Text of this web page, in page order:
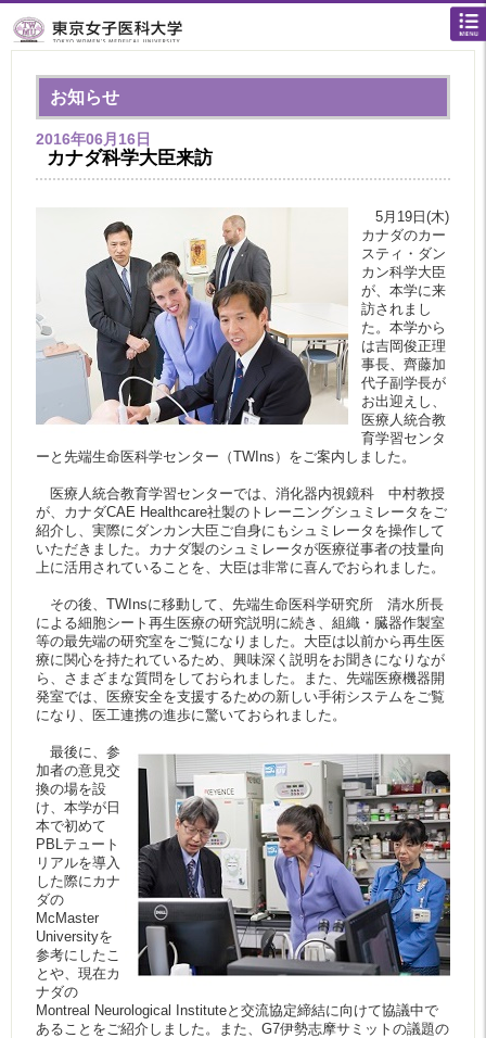
お知らせ
2016年06月16日
カナダ科学大臣来訪
5月19日(木)
カナダのカー
スティ・ダン
カン科学大臣
が、本学に来
訪されまし
た。本学から
は吉岡俊正理
事長、齊藤加
代子副学長が
お出迎えし、
医療人統合教
育学習センタ
ーと先端生命医科学センター（TWIns）をご案内しました。
医療人統合教育学習センターでは、消化器内視鏡科 中村教授
が、カナダCAE Healthcare社製のトレーニングシュミレータをご
紹介し、実際にダンカン大臣ご自身にもシュミレータを操作して
いただきました。カナダ製のシュミレータが医療従事者の技量向
上に活用されていることを、大臣は非常に喜んでおられました。
その後、TWInsに移動して、先端生命医科学研究所 清水所長
による細胞シート再生医療の研究説明に続き、組織・臓器作製室
等の最先端の研究室をご覧になりました。大臣は以前から再生医
療に関心を持たれているため、興味深く説明をお聞きになりなが
ら、さまざまな質問をしておられました。また、先端医療機器開
発室では、医療安全を支援するための新しい手術システムをご覧
になり、医工連携の進歩に驚いておられました。
最後に、参
加者の意見交
換の場を設
け、本学が日
本で初めて
PBLテュート
リアルを導入
した際にカナ
ダの
McMaster
Universityを
参考にしたこ
とや、現在カ
ナダの
Montreal Neurological Instituteと交流協定締結に向けて協議中で
あることをご紹介しました。また、G7伊勢志摩サミットの議題の